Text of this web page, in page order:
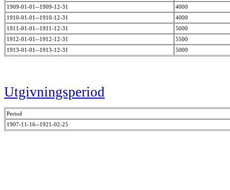
1909-01-01--1909-12-31
4000
1910-01-01--1910-12-31
4000
1911-01-01--1911-12-31
5000
1912-01-01--1912-12-31
5500
1913-01-01--1913-12-31
5000
Utgivningsperiod
Period
1907-11-16--1921-02-25